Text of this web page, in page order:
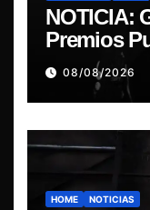
NOTICIA:
Premios
presentan
08/08/2026
HOME NOTICIAS